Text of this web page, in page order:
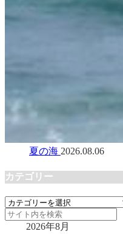
夏の海 2026.08.06
カテゴリー
カ
テ
2026年8月